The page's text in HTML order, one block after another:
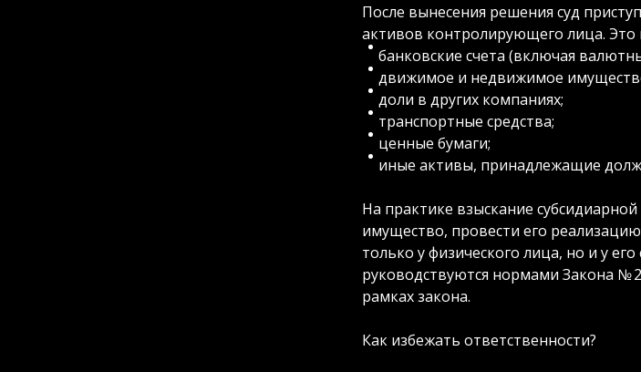
После вынесения решения суд
активов контролирующего лица. Это
банковские счета (включая
движимое и недвижимое
доли в других компаниях;
транспортные средства;
ценные бумаги;
иные активы, принадлежащие
На практике взыскание
имущество, провести его
только у физического лица, но и у
руководствуются нормами Закона №
рамках закона.
Как избежать ответственности?